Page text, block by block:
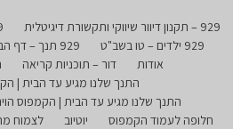
929 – תקנון דיוור שיווקי ותקשורת דיגיטלית
929 ילדים – טו בשב"ט
929 תנך – דף הבית
אודות
דור – תוכניות קריאה
התנך שלנו מגיע עד הבית |
התנך שלנו מגיע עד הבית | הקמפוס
חלופה לעמוד הקמפוס
יוטיוב לצמוח